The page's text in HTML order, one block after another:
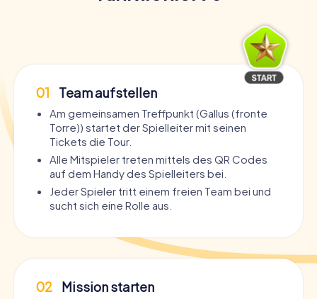
01 Team aufstellen
Am gemeinsamen Treffpunkt (Gallus (fronte
Torre)) startet der Spielleiter mit seinen
Tickets die Tour.
Alle Mitspieler treten mittels des QR Codes
auf dem Handy des Spielleiters bei.
Jeder Spieler tritt einem freien Team bei und
sucht sich eine Rolle aus.
02 Mission starten